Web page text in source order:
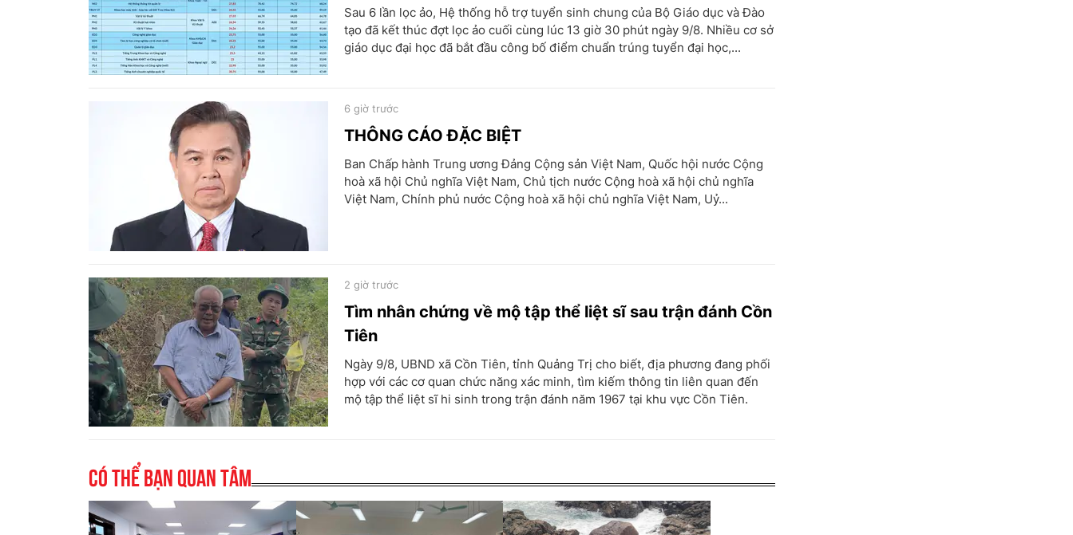
Sau 6 lần lọc ảo, Hệ thống hỗ trợ tuyển sinh chung của Bộ Giáo dục và Đào
tạo đã kết thúc đợt lọc ảo cuối cùng lúc 13 giờ 30 phút ngày 9/8. Nhiều cơ sở
giáo dục đại học đã bắt đầu công bố điểm chuẩn trúng tuyển đại học,...
THÔNG CÁO ĐẶC BIỆT
6 giờ trước
Ban Chấp hành Trung ương Đảng Cộng sản Việt Nam, Quốc hội nước Cộng
hoà xã hội Chủ nghĩa Việt Nam, Chủ tịch nước Cộng hoà xã hội chủ nghĩa
Việt Nam, Chính phủ nước Cộng hoà xã hội chủ nghĩa Việt Nam, Uỷ...
Tìm nhân chứng về mộ tập thể liệt sĩ sau trận đánh Cồn
Tiên
2 giờ trước
Ngày 9/8, UBND xã Cồn Tiên, tỉnh Quảng Trị cho biết, địa phương đang phối
hợp với các cơ quan chức năng xác minh, tìm kiếm thông tin liên quan đến
mộ tập thể liệt sĩ hi sinh trong trận đánh năm 1967 tại khu vực Cồn Tiên.
Có thể bạn quan tâm